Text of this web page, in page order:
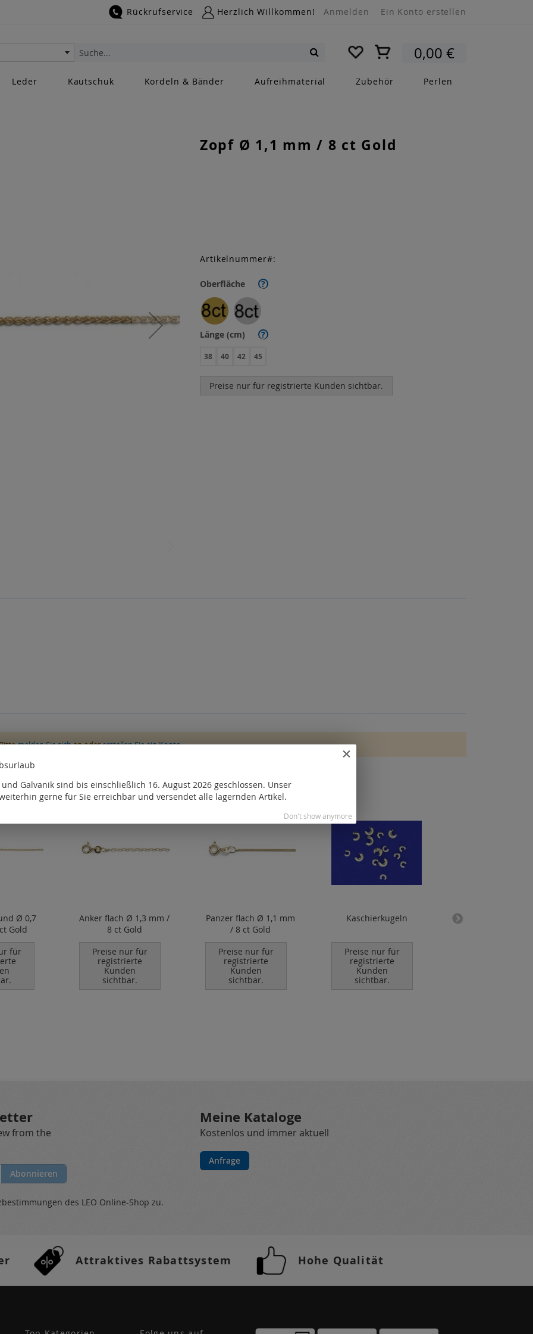
Rückrufservice Herzlich Willkommen! Anmelden Ein Konto erstellen
Mein Warenkorb
0,00 €
Suche
Leder Kautschuk Kordeln & Bänder Aufreihmaterial Zubehör Perlen
Zopf Ø 1,1 mm / 8 ct Gold
Oberfläche ?
Länge (cm) ?
38 40 42 45
Preise nur für registrierte Kunden sichtbar.
Artikelnummer
melden Sie sichan odererstellen Sie ein Konto
auch
Ø 0,7
Gold
für
Anker flach Ø 1,3 mm /
8 ct Gold
Preise nur für
registrierte
Kunden
sichtbar.
Panzer flach Ø 1,1 mm
/ 8 ct Gold
Preise nur für
registrierte
Kunden
sichtbar.
Kaschierkugeln
Preise nur für
registrierte
Kunden
sichtbar.
from the
Abonnieren
Meine Kataloge
Kostenlos und immer aktuell
Anfrage
des LEO Online-Shop zu.
Attraktives Rabattsystem Hohe Qualität
Galvanik sind bis einschließlich 16. August 2026 geschlossen. Unser
gerne für Sie erreichbar und versendet alle lagernden Artikel.
Don't show anymore